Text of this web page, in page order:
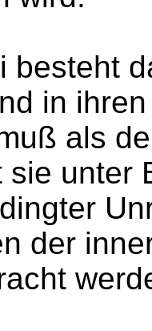
besteht
in
als
sie unter
der